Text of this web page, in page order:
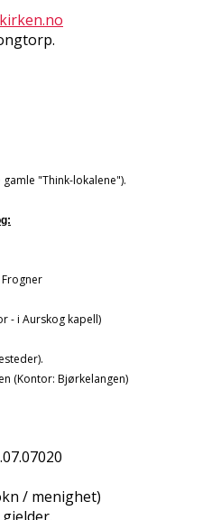
"Think-lokalene").
- i Aurskog kapell)
(Kontor: Bjørkelangen)
/ menighet)